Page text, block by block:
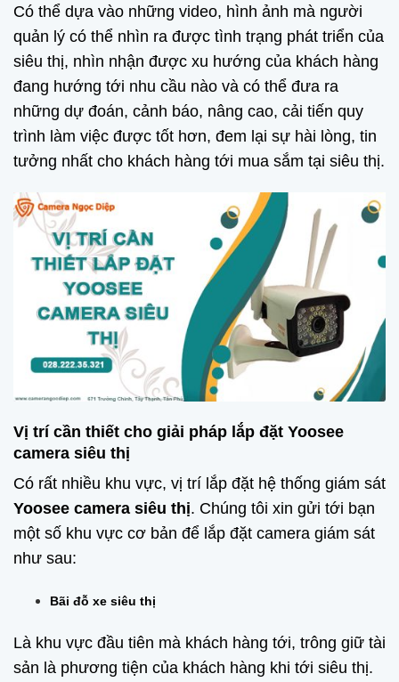
Có thể dựa vào những video, hình ảnh mà người
quản lý có thể nhìn ra được tình trạng phát triển của
siêu thị, nhìn nhận được xu hướng của khách hàng
đang hướng tới nhu cầu nào và có thể đưa ra
những dự đoán, cảnh báo, nâng cao, cải tiến quy
trình làm việc được tốt hơn, đem lại sự hài lòng, tin
tưởng nhất cho khách hàng tới mua sắm tại siêu thị.
Vị trí cần thiết cho giải pháp lắp đặt Yoosee
camera siêu thị
Có rất nhiều khu vực, vị trí lắp đặt hệ thống giám sát
Yoosee camera siêu thị. Chúng tôi xin gửi tới bạn
một số khu vực cơ bản để lắp đặt camera giám sát
như sau:
Bãi đỗ xe siêu thị
Là khu vực đầu tiên mà khách hàng tới, trông giữ tài
sản là phương tiện của khách hàng khi tới siêu thị.